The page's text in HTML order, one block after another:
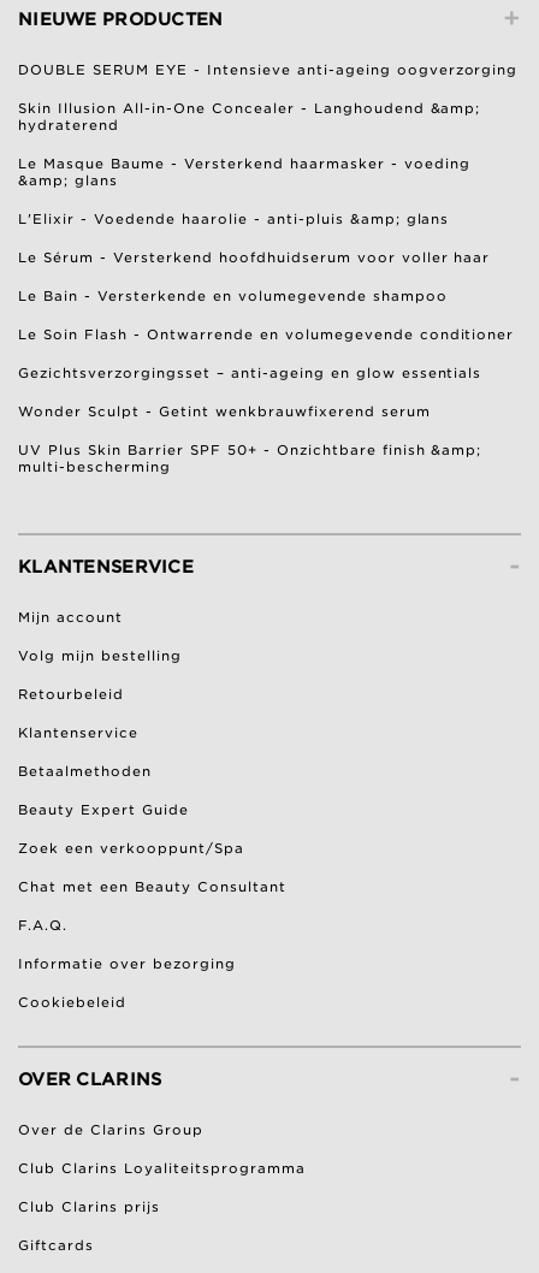
+
NIEUWE PRODUCTEN
DOUBLE SERUM EYE - Intensieve anti-ageing oogverzorging
Skin Illusion All-in-One Concealer - Langhoudend &amp;
hydraterend
Le Masque Baume - Versterkend haarmasker - voeding
&amp; glans
L'Elixir - Voedende haarolie - anti-pluis &amp; glans
Le Sérum - Versterkend hoofdhuidserum voor voller haar
Le Bain - Versterkende en volumegevende shampoo
Le Soin Flash - Ontwarrende en volumegevende conditioner
Gezichtsverzorgingsset – anti-ageing en glow essentials
Wonder Sculpt - Getint wenkbrauwfixerend serum
UV Plus Skin Barrier SPF 50+ - Onzichtbare finish &amp;
multi-bescherming
-
KLANTENSERVICE
Mijn account
Volg mijn bestelling
Retourbeleid
Klantenservice
Betaalmethoden
Beauty Expert Guide
Zoek een verkooppunt/Spa
Chat met een Beauty Consultant
F.A.Q.
Informatie over bezorging
Cookiebeleid
-
OVER CLARINS
Over de Clarins Group
Club Clarins Loyaliteitsprogramma
Club Clarins prijs
Giftcards